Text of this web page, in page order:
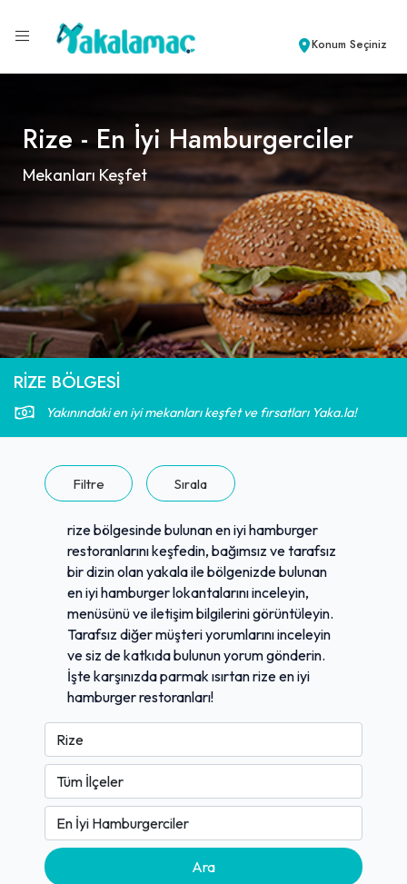
Konum Seçiniz
Rize - En İyi Hamburgerciler
Mekanları Keşfet
RIZE BÖLGESI
Yakınındaki en iyi mekanları keşfet ve fırsatları Yaka.la!
Filtre Sırala
rize bölgesinde bulunan en iyi hamburger
restoranlarını keşfedin, bağımsız ve tarafsız
bir dizin olan yakala ile bölgenizde bulunan
en iyi hamburger lokantalarını inceleyin,
menüsünü ve iletişim bilgilerini görüntüleyin.
Tarafsız diğer müşteri yorumlarını inceleyin
ve siz de katkıda bulunun yorum gönderin.
İşte karşınızda parmak ısırtan rize en iyi
hamburger restoranları!
Ara